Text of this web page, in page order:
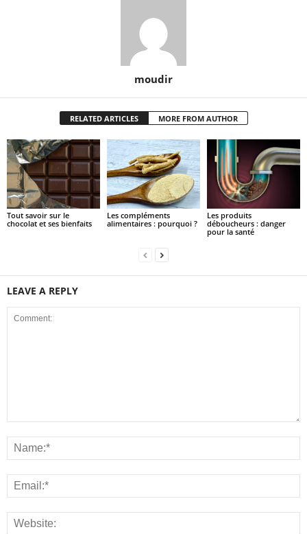
moudir
RELATED ARTICLES MORE FROM AUTHOR
Tout savoir sur le
chocolat et ses bienfaits
Les compléments
alimentaires : pourquoi ?
Les produits
déboucheurs : danger
pour la santé
LEAVE A REPLY